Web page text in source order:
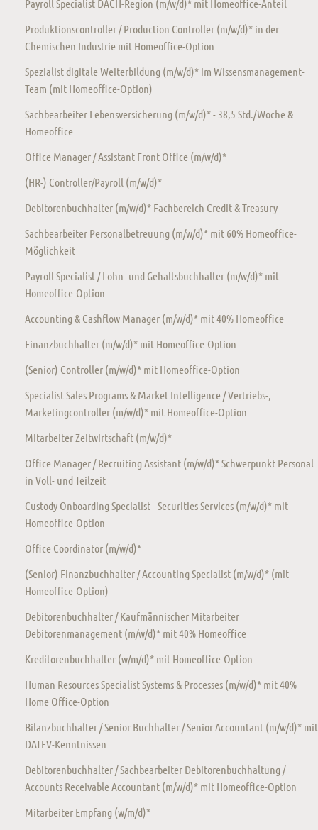
Payroll Specialist DACH-Region (m/w/d)* mit Homeoffice-Anteil
Produktionscontroller / Production Controller (m/w/d)* in der
Chemischen Industrie mit Homeoffice-Option
Spezialist digitale Weiterbildung (m/w/d)* im Wissensmanagement-
Team (mit Homeoffice-Option)
Sachbearbeiter Lebensversicherung (m/w/d)* - 38,5 Std./Woche &
Homeoffice
Office Manager / Assistant Front Office (m/w/d)*
(HR-) Controller/Payroll (m/w/d)*
Debitorenbuchhalter (m/w/d)* Fachbereich Credit & Treasury
Sachbearbeiter Personalbetreuung (m/w/d)* mit 60% Homeoffice-
Möglichkeit
Payroll Specialist / Lohn- und Gehaltsbuchhalter (m/w/d)* mit
Homeoffice-Option
Accounting & Cashflow Manager (m/w/d)* mit 40% Homeoffice
Finanzbuchhalter (m/w/d)* mit Homeoffice-Option
(Senior) Controller (m/w/d)* mit Homeoffice-Option
Specialist Sales Programs & Market Intelligence / Vertriebs-,
Marketingcontroller (m/w/d)* mit Homeoffice-Option
Mitarbeiter Zeitwirtschaft (m/w/d)*
Office Manager / Recruiting Assistant (m/w/d)* Schwerpunkt Personal
in Voll- und Teilzeit
Custody Onboarding Specialist - Securities Services (m/w/d)* mit
Homeoffice-Option
Office Coordinator (m/w/d)*
(Senior) Finanzbuchhalter / Accounting Specialist (m/w/d)* (mit
Homeoffice-Option)
Debitorenbuchhalter / Kaufmännischer Mitarbeiter
Debitorenmanagement (m/w/d)* mit 40% Homeoffice
Kreditorenbuchhalter (w/m/d)* mit Homeoffice-Option
Human Resources Specialist Systems & Processes (m/w/d)* mit 40%
Home Office-Option
Bilanzbuchhalter / Senior Buchhalter / Senior Accountant (m/w/d)* mit
DATEV-Kenntnissen
Debitorenbuchhalter / Sachbearbeiter Debitorenbuchhaltung /
Accounts Receivable Accountant (m/w/d)* mit Homeoffice-Option
Mitarbeiter Empfang (w/m/d)*